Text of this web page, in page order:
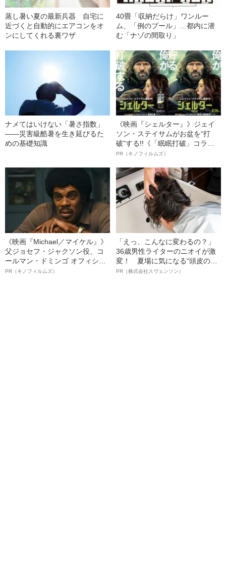
蒸し暑い夏の最新兵器 自宅に
近づくと自動的にエアコンをオ
ンにしてくれる裏ワザ
40畳「収納だらけ」ワンルー
ム、「例のプール」…都内に潜
む「ナゾの間取り」
ナメてはいけない「暑さ指数」
――災害級酷暑を生き延びるた
めの基礎知識
《映画『シェルター』》ジェイ
ソン・ステイサムがお盆を“打
破”する!!《「眠眠打破」コラ
ボ》
PR（キノフィルムズ）
《映画『Michael／マイケル』》
父ジョセフ・ジャクソン役、コ
ールマン・ドミンゴ オフィシャ
ルインタビュー“観客を魅了した
PR（キノフィルムズ）
「えっ、こんなに変わるの？」
36歳男性ライターのニオイが激
変！ 夏場に気になる“頭皮のニ
オイ”や“ベタつき”を解消す
PR（株式会社スヴェンソン）